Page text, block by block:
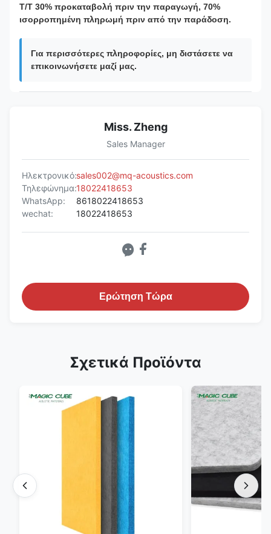
T/T 30% προκαταβολή πριν την παραγωγή, 70%
ισορροπημένη πληρωμή πριν από την παράδοση.
Για περισσότερες πληροφορίες, μη διστάσετε να
επικοινωνήσετε μαζί μας.
Miss. Zheng
Sales Manager
Ηλεκτρονικό:sales002@mq-acoustics.com
Τηλεφώνημα:18022418653
WhatsApp:
8618022418653
wechat:
18022418653
Ερώτηση Τώρα
Σχετικά Προϊόντα